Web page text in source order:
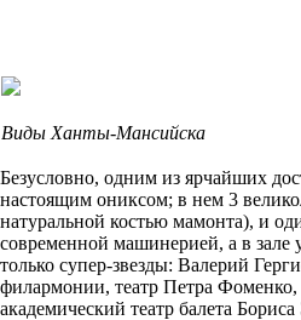
Виды Ханты-Мансийска
Безусловно, одним из ярчайших
настоящим ониксом; в нем 3
натуральной костью мамонта), и
современной машинерией, а в зале
только супер-звезды: Валерий
филармонии, театр Петра
академический театр балета